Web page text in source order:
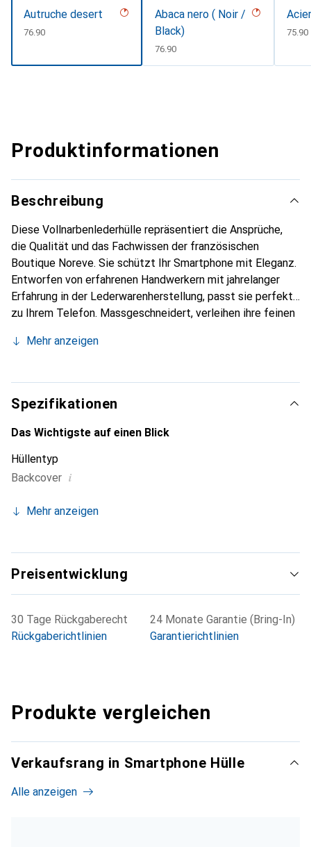
Autruche desert
CHF
76.90
Abaca nero ( Noir /
Black)
CHF
76.90
CHF
75.90
Produktinformationen
Beschreibung
Diese Vollnarbenlederhülle repräsentiert die Ansprüche,
die Qualität und das Fachwissen der französischen
Boutique Noreve. Sie schützt Ihr Smartphone mit Eleganz.
Entworfen von erfahrenen Handwerkern mit jahrelanger
Erfahrung in der Lederwarenherstellung, passt sie perfekt
zu Ihrem Telefon. Massgeschneidert, verleihen ihre feinen
und unverzichtbaren Accessoire für Ihr Smartphone. Die
hochwertigen Produkte und eine zuverlässige Wahl für
eine anspruchsvolle Kundschaft.
Mehr anzeigen
Spezifikationen
Das Wichtigste auf einen Blick
Hüllentyp
Backcover i
Mehr anzeigen
Preisentwicklung
30 Tage Rückgaberecht
Rückgaberichtlinien
24 Monate Garantie (Bring-In)
Garantierichtlinien
Produkte vergleichen
Verkaufsrang in Smartphone Hülle
Alle anzeigen